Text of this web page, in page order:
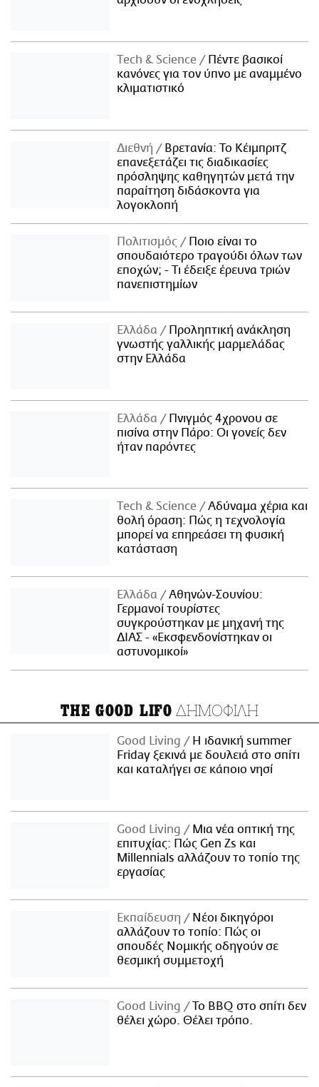
Τech & Science
Πέντε βασικοί
κανόνες για τον ύπνο με αναμμένο
κλιματιστικό
Διεθνή
Βρετανία: Το Κέιμπριτζ
επανεξετάζει τις διαδικασίες
πρόσληψης καθηγητών μετά την
παραίτηση διδάσκοντα για
λογοκλοπή
Πολιτισμός
Ποιο είναι το
σπουδαιότερο τραγούδι όλων των
εποχών; - Τι έδειξε έρευνα τριών
πανεπιστημίων
Ελλάδα
Προληπτική ανάκληση
γνωστής γαλλικής μαρμελάδας
στην Ελλάδα
Ελλάδα
Πνιγμός 4χρονου σε
πισίνα στην Πάρο: Οι γονείς δεν
ήταν παρόντες
Τech & Science
Αδύναμα χέρια και
θολή όραση: Πώς η τεχνολογία
μπορεί να επηρεάσει τη φυσική
κατάσταση
Ελλάδα
Αθηνών-Σουνίου:
Γερμανοί τουρίστες
συγκρούστηκαν με μηχανή της
ΔΙΑΣ - «Εκσφενδονίστηκαν οι
αστυνομικοί»
THE GOOD LIFO ΔΗΜΟΦΙΛΗ
Good Living
Η ιδανική summer
Friday ξεκινά με δουλειά στο σπίτι
και καταλήγει σε κάποιο νησί
Good Living
Μια νέα οπτική της
επιτυχίας: Πώς Gen Zs και
Millennials αλλάζουν το τοπίο της
εργασίας
Εκπαίδευση
Νέοι δικηγόροι
αλλάζουν το τοπίο: Πώς οι
σπουδές Νομικής οδηγούν σε
θεσμική συμμετοχή
Good Living
Το BBQ στο σπίτι δεν
θέλει χώρο. Θέλει τρόπο.